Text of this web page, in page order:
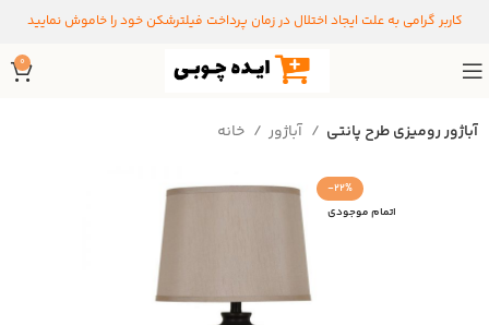
کاربر گرامی به علت ایجاد اختلال در زمان پرداخت فیلترشکن خود را خاموش نمایید
0
خانه آباژور آباژور رومیزی طرح پانتی
-22%
اتمام موجودی